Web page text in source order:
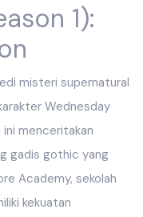
1):
misteri supernatural
Wednesday
ini menceritakan
gadis gothic yang
Academy, sekolah
kekuatan